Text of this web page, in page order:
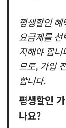
평생할인
요금제를 선
지해야 합
므로, 가입
합니다.
평생할인
나요?